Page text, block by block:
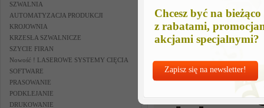
Chcesz być na bieżąco
z rabatami,
akcjami specjalnymi?
Zapisz się na newsletter!
SZWALNIA
AUTOMATYZACJA PRODUKCJI
KROJOWNIA
KRZESŁA SZWALNICZE
SZYCIE FIRAN
Nowość ! LASEROWE SYSTEMY CIĘCIA
SOFTWARE
PRASOWANIE
PODKLEJANIE
DRUKOWANIE